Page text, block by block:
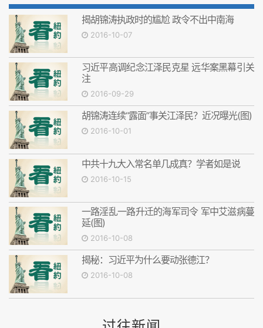
揭胡锦涛执政时的尴尬 政令不出中南海
2016-10-07
习近平高调纪念江泽民克星 远华案黑幕引关
注
2016-09-29
胡锦涛连续“露面”事关江泽民？近况曝光(图)
2016-10-01
中共十九大入常名单几成真？学者如是说
2016-10-15
一路淫乱一路升迁的海军司令 军中艾滋病蔓
延(图)
2016-10-08
揭秘：习近平为什么要动张德江？
2016-10-08